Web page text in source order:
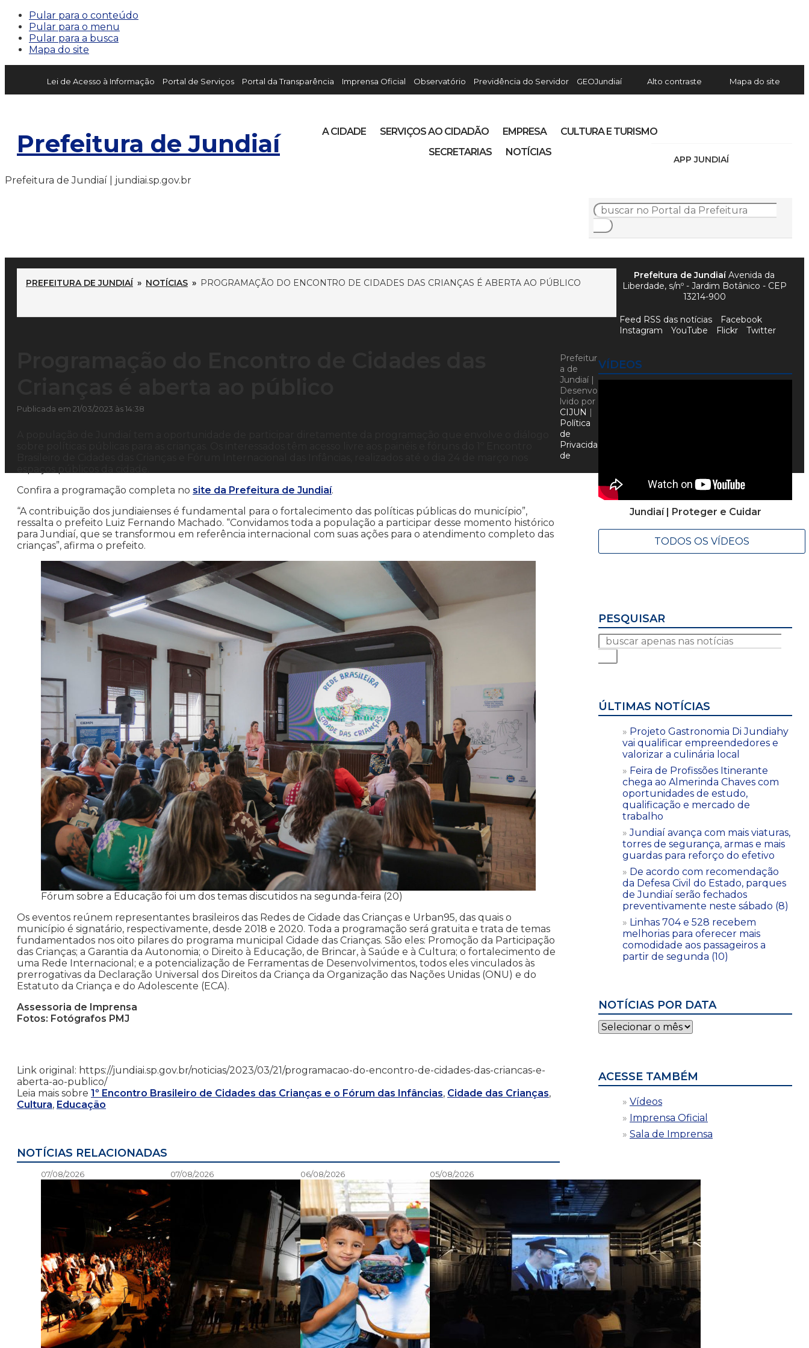
Pular para o conteúdo
Pular para o menu
Pular para a busca
Mapa do site
Lei de Acesso à Informação Portal de Serviços Portal da Transparência Imprensa Oficial Observatório Previdência do Servidor GEOJundiaí Alto contraste Mapa do site
Prefeitura de Jundiaí
APP JUNDIAÍ
A CIDADE SERVIÇOS AO CIDADÃO EMPRESA
CULTURA E TURISMO
SECRETARIAS
NOTÍCIAS
Prefeitura de Jundiaí | jundiai.sp.gov.br
PREFEITURA DE JUNDIAÍ » NOTÍCIAS » PROGRAMAÇÃO DO ENCONTRO DE CIDADES DAS CRIANÇAS É ABERTA AO PÚBLICO
Publicada em 21/03/2023 às 14:38
Confira a programação completa no site da Prefeitura de Jundiaí.
“A contribuição dos jundiaienses é fundamental para o fortalecimento das políticas públicas do município”,
ressalta o prefeito Luiz Fernando Machado. “Convidamos toda a população a participar desse momento histórico
para Jundiaí, que se transformou em referência internacional com suas ações para o atendimento completo das
crianças”, afirma o prefeito.
Fórum sobre a Educação foi um dos temas discutidos na segunda-feira (20)
Os eventos reúnem representantes brasileiros das Redes de Cidade das Crianças e Urban95, das quais o
município é signatário, respectivamente, desde 2018 e 2020. Toda a programação será gratuita e trata de temas
fundamentados nos oito pilares do programa municipal Cidade das Crianças. São eles: Promoção da Participação
das Crianças; a Garantia da Autonomia; o Direito à Educação, de Brincar, à Saúde e à Cultura; o fortalecimento de
uma Rede Internacional; e a potencialização de Ferramentas de Desenvolvimentos, todos eles vinculados às
prerrogativas da Declaração Universal dos Direitos da Criança da Organização das Nações Unidas (ONU) e do
Estatuto da Criança e do Adolescente (ECA).
Assessoria de Imprensa
Fotos: Fotógrafos PMJ
Link original: https://jundiai.sp.gov.br/noticias/2023/03/21/programacao-do-encontro-de-cidades-das-criancas-e-
aberta-ao-publico/
Leia mais sobre 1º Encontro Brasileiro de Cidades das Crianças e o Fórum das Infâncias, Cidade das Crianças,
Cultura, Educação
NOTÍCIAS RELACIONADAS
07/08/2026 07/08/2026 06/08/2026 05/08/2026
VÍDEOS
Jundiaí | Proteger e Cuidar
TODOS OS VÍDEOS
PESQUISAR
ÚLTIMAS NOTÍCIAS
Projeto Gastronomia Di Jundiahy
vai qualificar empreendedores e
valorizar a culinária local
Feira de Profissões Itinerante
chega ao Almerinda Chaves com
oportunidades de estudo,
qualificação e mercado de
trabalho
Jundiaí avança com mais viaturas,
torres de segurança, armas e mais
guardas para reforço do efetivo
De acordo com recomendação
da Defesa Civil do Estado, parques
de Jundiaí serão fechados
preventivamente neste sábado (8)
Linhas 704 e 528 recebem
melhorias para oferecer mais
comodidade aos passageiros a
partir de segunda (10)
NOTÍCIAS POR DATA
Notícias
por
ACESSE TAMBÉM
Vídeos
Imprensa Oficial
Sala de Imprensa
Prefeitura de JundiaíAvenida da
Liberdade, s/nº - Jardim Botânico - CEP
13214-900
Feed RSS das notícias
Facebook
Instagram
YouTube Flickr Twitter
Prefeitur
a de
Jundiaí |
Desenvo
lvido por
CIJUN |
Política
de
Privacida
de